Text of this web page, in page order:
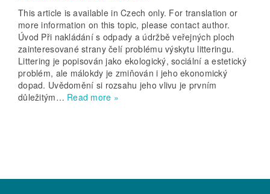
This article is available in Czech only. For translation or
more information on this topic, please contact author.
Úvod Při nakládání s odpady a údržbě veřejných ploch
zainteresované strany čelí problému výskytu litteringu.
Littering je popisován jako ekologický, sociální a estetický
problém, ale málokdy je zmiňován i jeho ekonomický
dopad. Uvědomění si rozsahu jeho vlivu je prvním
důležitým… Read more »